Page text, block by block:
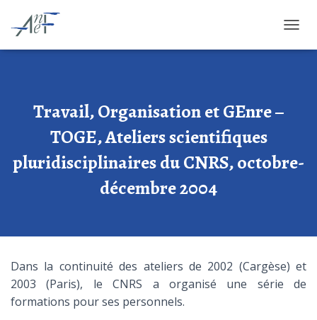
Travail, Organisation et GEnre –
TOGE, Ateliers scientifiques
pluridisciplinaires du CNRS, octobre-
décembre 2004
Dans la continuité des ateliers de 2002 (Cargèse) et
2003 (Paris), le CNRS a organisé une série de
formations pour ses personnels.